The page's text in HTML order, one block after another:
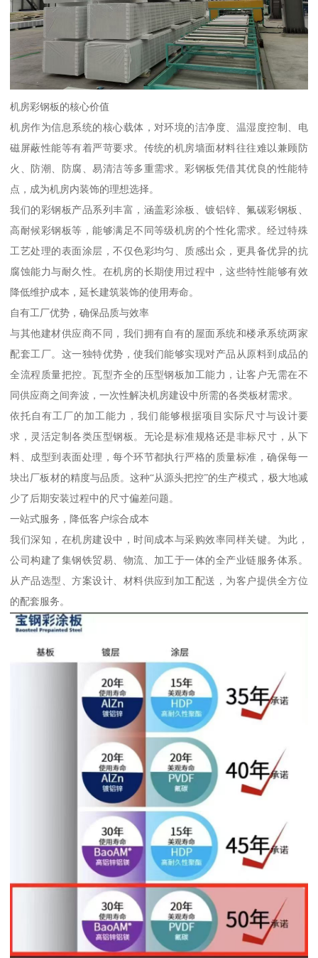
机房彩钢板的核心价值
机房作为信息系统的核心载体，对环境的洁净度、温湿度控制、电
磁屏蔽性能等有着严苛要求。传统的机房墙面材料往往难以兼顾防
火、防潮、防腐、易清洁等多重需求。彩钢板凭借其优良的性能特
点，成为机房内装饰的理想选择。
我们的彩钢板产品系列丰富，涵盖彩涂板、镀铝锌、氟碳彩钢板、
高耐候彩钢板等，能够满足不同等级机房的个性化需求。经过特殊
工艺处理的表面涂层，不仅色彩均匀、质感出众，更具备优异的抗
腐蚀能力与耐久性。在机房的长期使用过程中，这些特性能够有效
降低维护成本，延长建筑装饰的使用寿命。
自有工厂优势，确保品质与效率
与其他建材供应商不同，我们拥有自有的屋面系统和楼承系统两家
配套工厂。这一独特优势，使我们能够实现对产品从原料到成品的
全流程质量把控。瓦型齐全的压型钢板加工能力，让客户无需在不
同供应商之间奔波，一次性解决机房建设中所需的各类板材需求。
依托自有工厂的加工能力，我们能够根据项目实际尺寸与设计要
求，灵活定制各类压型钢板。无论是标准规格还是非标尺寸，从下
料、成型到表面处理，每个环节都执行严格的质量标准，确保每一
块出厂板材的精度与品质。这种“从源头把控”的生产模式，极大地减
少了后期安装过程中的尺寸偏差问题。
一站式服务，降低客户综合成本
我们深知，在机房建设中，时间成本与采购效率同样关键。为此，
公司构建了集钢铁贸易、物流、加工于一体的全产业链服务体系。
从产品选型、方案设计、材料供应到加工配送，为客户提供全方位
的配套服务。